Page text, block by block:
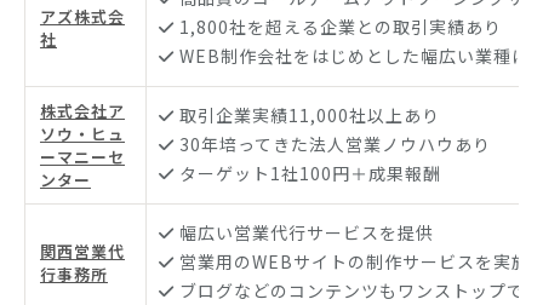
アズ株式会
社
1,800社を超える企業との取引実績あり
WEB制作会社をはじめとした幅広い業種に
株式会社ア
ソウ・ヒュ
ーマニーセ
ンター
取引企業実績11,000社以上あり
30年培ってきた法人営業ノウハウあり
ターゲット1社100円＋成果報酬
関西営業代
行事務所
幅広い営業代行サービスを提供
営業用のWEBサイトの制作サービスを実施
ブログなどのコンテンツもワンストップで